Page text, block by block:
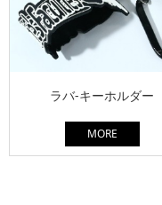
ラバ-キーホルダー
MORE